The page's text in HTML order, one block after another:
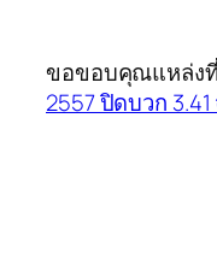
ขอขอบคุณแหล่ง
2557 ปิดบวก 3.41